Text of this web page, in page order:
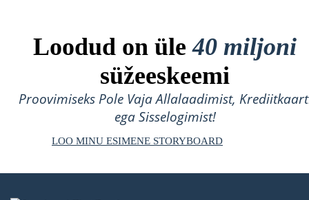
Loodud on üle40 miljoni
süžeeskeemi
Proovimiseks Pole Vaja Allalaadimist,
ega Sisselogimist!
LOO MINU ESIMENE STORYBOARD